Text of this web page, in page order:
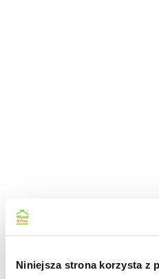
Niniejsza strona korzysta z